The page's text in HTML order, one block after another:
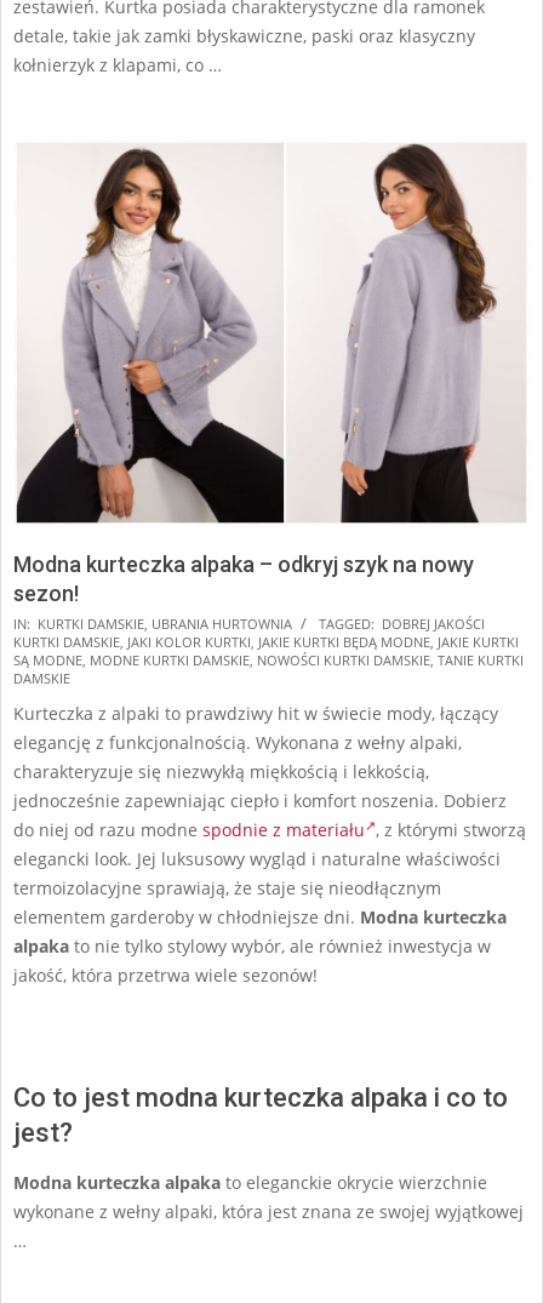
zestawień. Kurtka posiada charakterystyczne dla ramonek
detale, takie jak zamki błyskawiczne, paski oraz klasyczny
kołnierzyk z klapami, co …
Modna kurteczka alpaka – odkryj szyk na nowy
sezon!
2024-
09-
10
IN: KURTKI DAMSKIE, UBRANIA HURTOWNIA TAGGED: DOBREJ JAKOŚCI
KURTKI DAMSKIE, JAKI KOLOR KURTKI, JAKIE KURTKI BĘDĄ MODNE, JAKIE KURTKI
SĄ MODNE, MODNE KURTKI DAMSKIE, NOWOŚCI KURTKI DAMSKIE, TANIE KURTKI
DAMSKIE
Kurteczka z alpaki to prawdziwy hit w świecie mody, łączący
elegancję z funkcjonalnością. Wykonana z wełny alpaki,
charakteryzuje się niezwykłą miękkością i lekkością,
jednocześnie zapewniając ciepło i komfort noszenia. Dobierz
do niej od razu modne spodnie z materiału , z którymi stworzą
elegancki look. Jej luksusowy wygląd i naturalne właściwości
termoizolacyjne sprawiają, że staje się nieodłącznym
elementem garderoby w chłodniejsze dni. Modna kurteczka
alpaka to nie tylko stylowy wybór, ale również inwestycja w
jakość, która przetrwa wiele sezonów!
Co to jest modna kurteczka alpaka i co to
jest?
Modna kurteczka alpaka to eleganckie okrycie wierzchnie
wykonane z wełny alpaki, która jest znana ze swojej wyjątkowej
…